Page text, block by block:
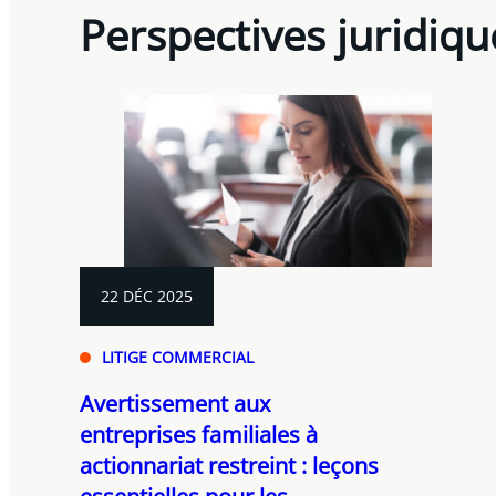
Perspectives
22 DÉC 2025
LITIGE COMMERCIAL
Avertissement aux
entreprises familiales à
actionnariat restreint : leçons